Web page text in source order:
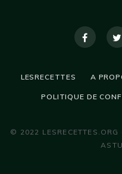
LESRECETTES A
POLITIQUE DE
© 2022 LESRECETTES.ORG